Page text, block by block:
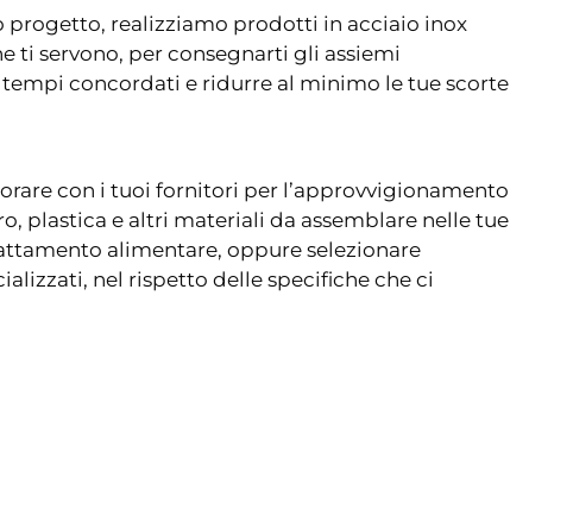
progetto, realizziamo prodotti in acciaio inox
ti servono, per consegnarti gli assiemi
concordati e ridurre al minimo le tue scorte
con i tuoi fornitori per l’approvvigionamento
plastica e altri materiali da assemblare nelle tue
alimentare, oppure selezionare
nel rispetto delle specifiche che ci